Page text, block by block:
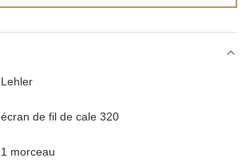
Lehler
écran de fil de cale 320
1 morceau